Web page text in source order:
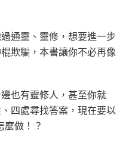
通靈、靈修，想要進一步
欺騙，本書讓你不必再像
也有靈修人，甚至你就
四處尋找答案，現在要以
做！？